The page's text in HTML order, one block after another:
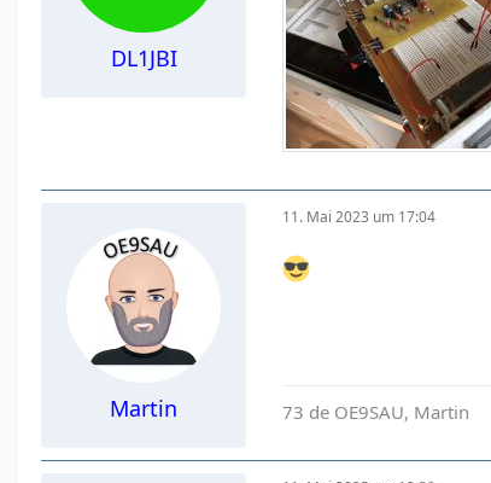
DL1JBI
Martin
11. Mai 2023 um 17:04
73 de OE9SAU, Martin